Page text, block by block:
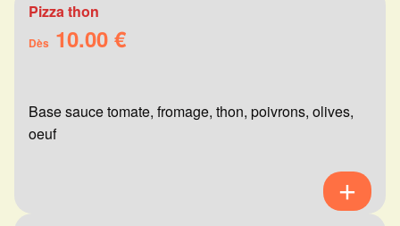
Pizza thon
Dès 10.00 €
Base sauce tomate, fromage, thon, poivrons, olives,
oeuf